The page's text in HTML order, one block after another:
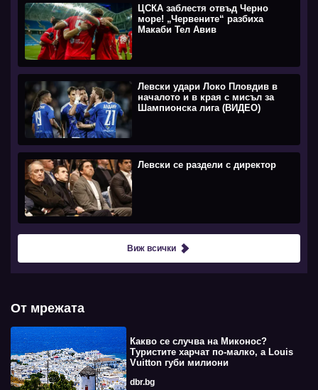
ЦСКА заблестя отвъд Черно
море! „Червените“ разбиха
Макаби Тел Авив
Левски удари Локо Пловдив в
началото и в края с мисъл за
Шампионска лига (ВИДЕО)
Левски се раздели с директор
Виж всички
От мрежата
Какво се случва на Миконос?
Туристите харчат по-малко, а Louis
Vuitton губи милиони
dbr.bg